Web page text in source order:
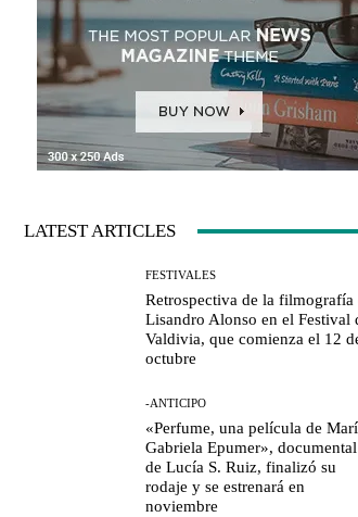
LATEST ARTICLES
FESTIVALES
Retrospectiva de la filmografía
Lisandro Alonso en el Festival
Valdivia, que comienza el 12
octubre
-ANTICIPO
«Perfume, una película de
Gabriela Epumer», documental
de Lucía S. Ruiz, finalizó su
rodaje y se estrenará en
noviembre